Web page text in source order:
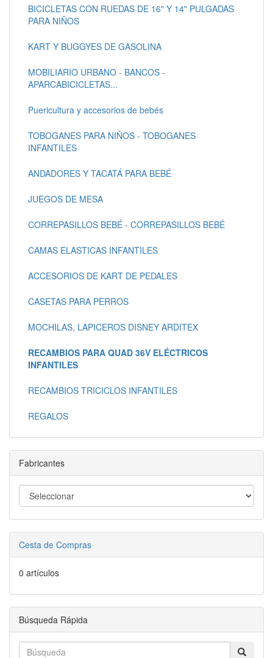
BICICLETAS CON RUEDAS DE 16" Y 14" PULGADAS
PARA NIÑOS
KART Y BUGGYES DE GASOLINA
MOBILIARIO URBANO - BANCOS -
APARCABICICLETAS...
Puericultura y accesorios de bebés
TOBOGANES PARA NIÑOS - TOBOGANES
INFANTILES
ANDADORES Y TACATÁ PARA BEBÉ
JUEGOS DE MESA
CORREPASILLOS BEBÉ - CORREPASILLOS BEBÉ
CAMAS ELASTICAS INFANTILES
ACCESORIOS DE KART DE PEDALES
CASETAS PARA PERROS
MOCHILAS, LAPICEROS DISNEY ARDITEX
RECAMBIOS PARA QUAD 36V ELÉCTRICOS
INFANTILES
RECAMBIOS TRICICLOS INFANTILES
REGALOS
Fabricantes
Cesta de Compras
0 artículos
Búsqueda Rápida